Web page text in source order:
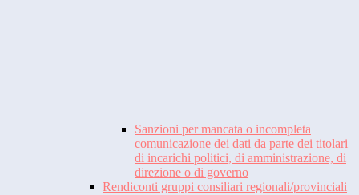
Sanzioni per mancata o incompleta
comunicazione dei dati da parte dei titolari
di incarichi politici, di amministrazione, di
direzione o di governo
Rendiconti gruppi consiliari regionali/provinciali